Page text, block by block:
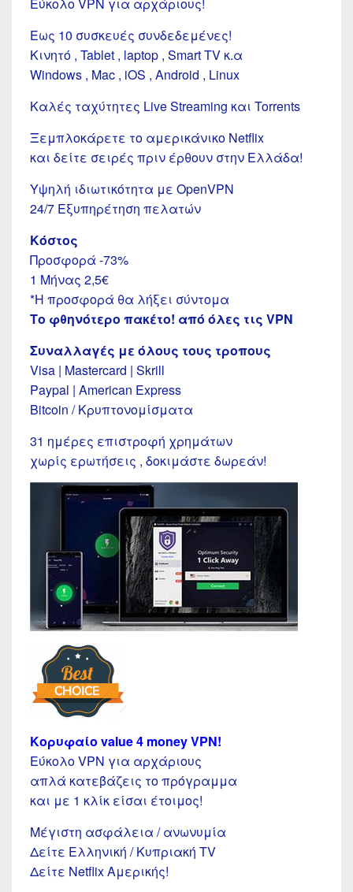
Εως 10 συσκευές συνδεδεμένες!
Κινητό , Tablet , laptop , Smart TV κ.α
Windows , Mac , iOS , Android , Linux
Καλές ταχύτητες Live Streaming και Torrents
Ξεμπλοκάρετε το αμερικάνικο Netflix
και δείτε σειρές πριν έρθουν στην Ελλάδα!
Υψηλή ιδιωτικότητα με OpenVPN
24/7 Εξυπηρέτηση πελατών
Κόστος
Προσφορά -73%
1 Μήνας 2,5€
*Η προσφορά θα λήξει σύντομα
Το φθηνότερο πακέτο! από όλες τις VPN
Συναλλαγές με όλους τους τροπους
Visa | Mastercard | Skrill
Paypal | American Express
Bitcoin / Κρυπτονομίσματα
31 ημέρες επιστροφή χρημάτων
χωρίς ερωτήσεις , δοκιμάστε δωρεάν!
Κορυφαίο value 4 money VPN!
Εύκολο VPN για αρχάριους
απλά κατεβάζεις το πρόγραμμα
και με 1 κλίκ είσαι έτοιμος!
Μέγιστη ασφάλεια / ανωνυμία
Δείτε Ελληνική / Κυπριακή TV
Δείτε Netflix Αμερικής!